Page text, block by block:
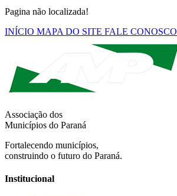
Pagina não localizada!
INÍCIO MAPA DO SITE FALE CONOSCO
Associação dos
Municípios do Paraná
Fortalecendo municípios,
construindo o futuro do Paraná.
Institucional